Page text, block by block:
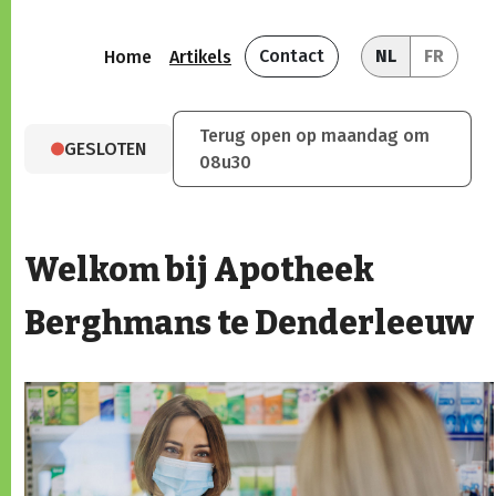
Home Artikels Contact NL FR
GESLOTEN
Terug open op maandag om
08u30
Welkom bij Apotheek
Berghmans te Denderleeuw